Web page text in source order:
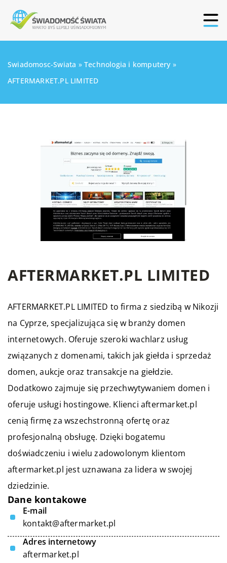
Swiadomosc-Swiata »Technologia i komputery »
AFTERMARKET.PL LIMITED
AFTERMARKET.PL LIMITED
AFTERMARKET.PL LIMITED to firma z siedzibą w Nikozji
na Cyprze, specjalizująca się w branży domen
internetowych. Oferuje szeroki wachlarz usług
związanych z domenami, takich jak giełda i sprzedaż
domen, aukcje oraz transakcje na giełdzie.
Dodatkowo zajmuje się przechwytywaniem domen i
oferuje usługi hostingowe. Klienci aftermarket.pl
cenią firmę za wszechstronną ofertę oraz
profesjonalną obsługę. Dzięki bogatemu
doświadczeniu i wielu zadowolonym klientom
aftermarket.pl jest uznawana za lidera w swojej
dziedzinie.
Dane kontakowe
E-mail
kontakt@aftermarket.pl
Adres internetowy
aftermarket.pl